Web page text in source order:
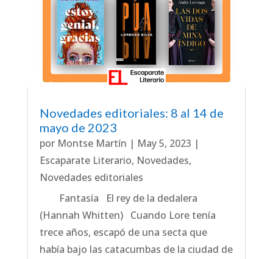
Novedades editoriales: 8 al 14 de
mayo de 2023
por Montse Martín | May 5, 2023 |
Escaparate Literario, Novedades,
Novedades editoriales
Fantasía El rey de la dedalera
(Hannah Whitten) Cuando Lore tenía
trece años, escapó de una secta que
había bajo las catacumbas de la ciudad de